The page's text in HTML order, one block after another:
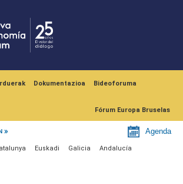
Dokumentazioa Bideoforuma
Fórum Europa Bruselas
Agenda
Euskadi Galicia Andalucía